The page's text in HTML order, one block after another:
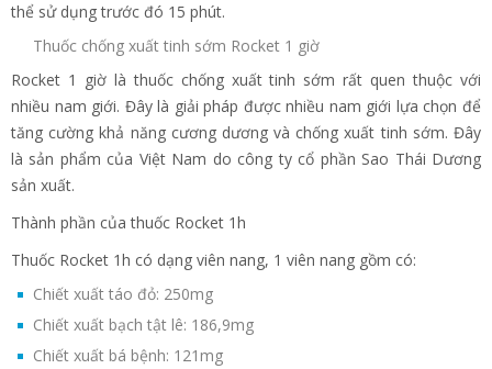
thể sử dụng trước đó 15 phút.
Thuốc chống xuất tinh sớm Rocket 1 giờ
Rocket 1 giờ là thuốc chống xuất tinh sớm rất quen thuộc với
nhiều nam giới. Đây là giải pháp được nhiều nam giới lựa chọn để
tăng cường khả năng cương dương và chống xuất tinh sớm. Đây
là sản phẩm của Việt Nam do công ty cổ phần Sao Thái Dương
sản xuất.
Thành phần của thuốc Rocket 1h
Thuốc Rocket 1h có dạng viên nang, 1 viên nang gồm có:
Chiết xuất táo đỏ: 250mg
Chiết xuất bạch tật lê: 186,9mg
Chiết xuất bá bệnh: 121mg